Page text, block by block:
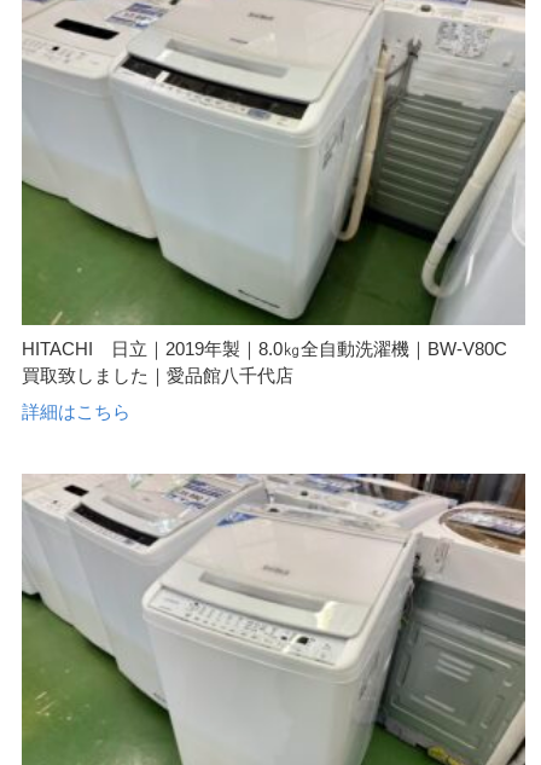
HITACHI 日立｜2019年製｜8.0㎏全自動洗濯機｜BW-V80C
買取致しました｜愛品館八千代店
詳細はこちら